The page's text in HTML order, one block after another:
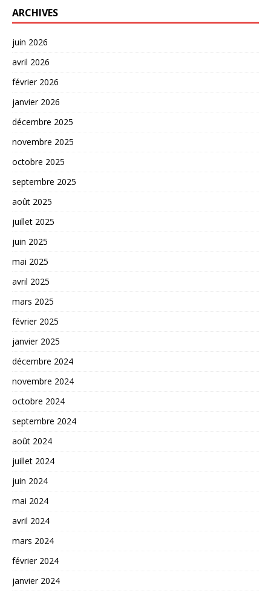
ARCHIVES
juin 2026
avril 2026
février 2026
janvier 2026
décembre 2025
novembre 2025
octobre 2025
septembre 2025
août 2025
juillet 2025
juin 2025
mai 2025
avril 2025
mars 2025
février 2025
janvier 2025
décembre 2024
novembre 2024
octobre 2024
septembre 2024
août 2024
juillet 2024
juin 2024
mai 2024
avril 2024
mars 2024
février 2024
janvier 2024